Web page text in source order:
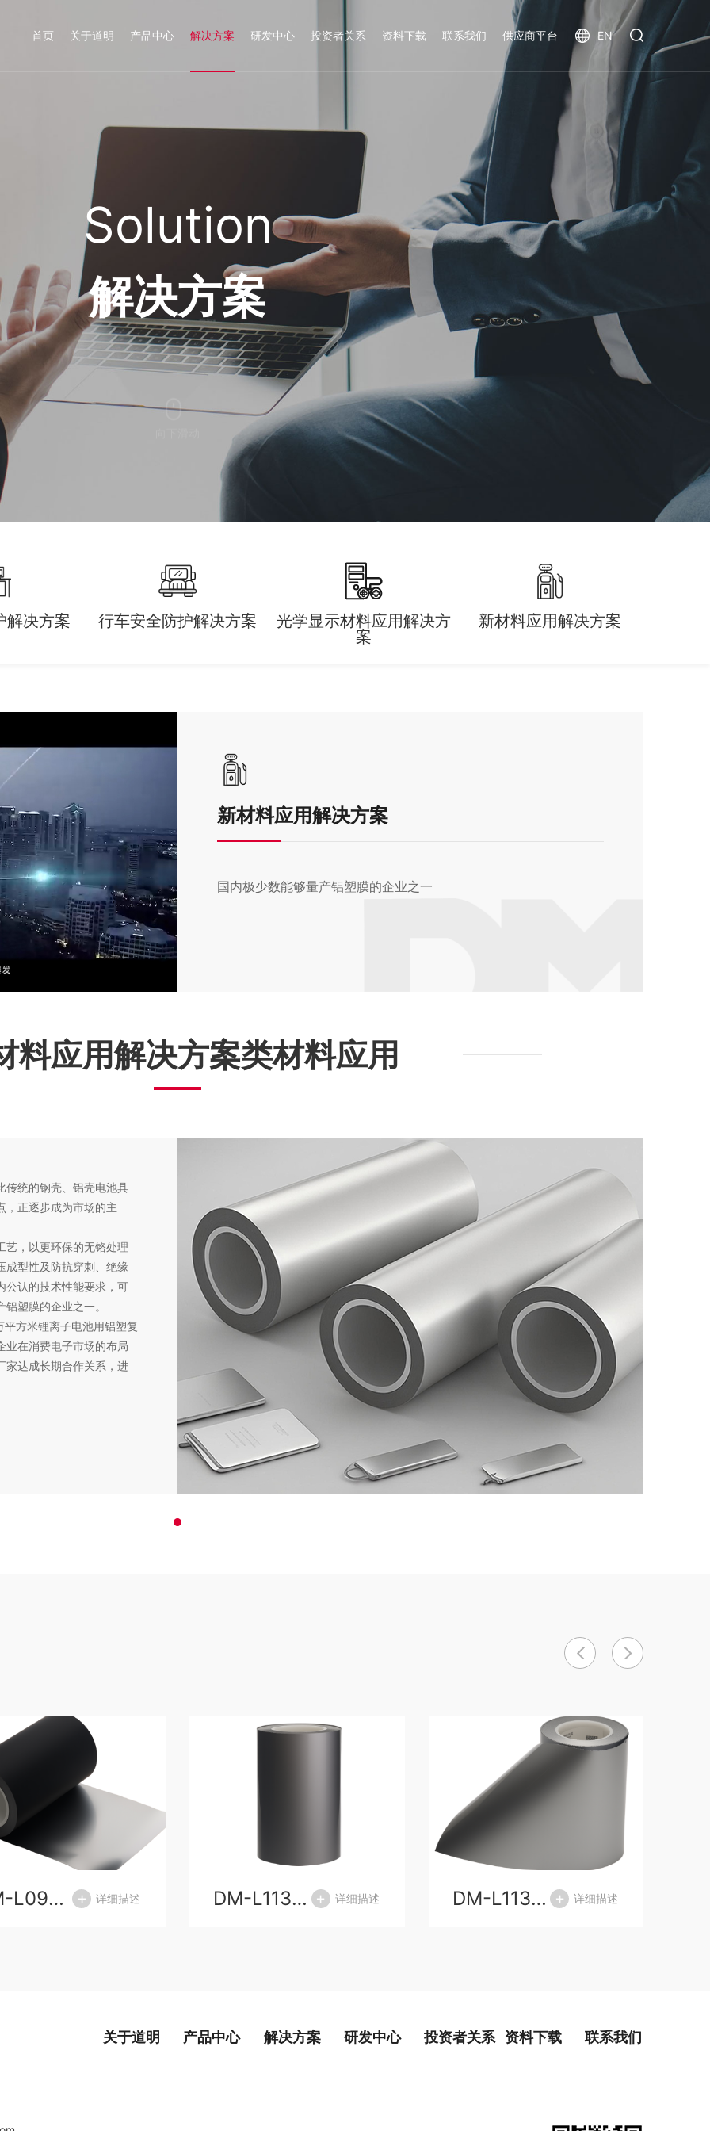
首页 关于道明 产品中心 解决方案 研发中心 投资者关系 资料下载 联系我们 供应商平台 EN
Solution
解决方案
向下滑动
解决方案 行车安全防护解决方案
光学显示材料应用解决方
案
新材料应用解决方案
新材料应用解决方案
国内极少数能够量产铝塑膜的企业之一
料应用解决方案类材料应用
传统的钢壳、铝壳电池具
，正逐步成为市场的主
艺，以更环保的无铬处理
成型性及防抗穿刺、绝缘
公认的技术性能要求，可
塑膜的企业之一。
方米锂离子电池用铝塑复
业在消费电子市场的布局
家达成长期合作关系，进
DM-L090black黑色铝塑复合膜 详细描述 DM-L113N银色铝塑复合膜 详细描述 DM-L113T银色铝塑复合膜 详细描述
关于道明 产品中心 解决方案 研发中心 投资者关系 资料下载 联系我们